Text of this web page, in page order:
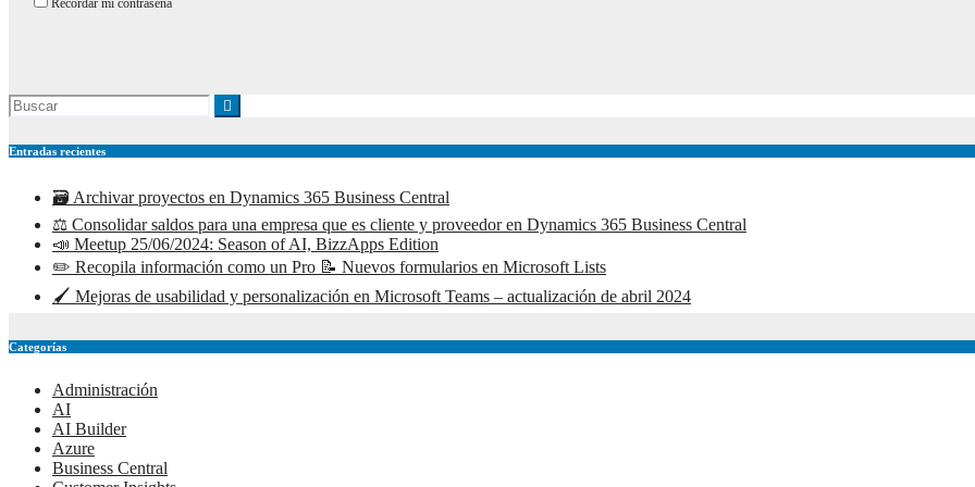
Recordar mi contraseña
Entradas recientes
🗃️ Archivar proyectos en Dynamics 365 Business Central
⚖️ Consolidar saldos para una empresa que es cliente y proveedor en Dynamics 365 Business Central
📣 Meetup 25/06/2024: Season of AI, BizzApps Edition
✏️ Recopila información como un Pro 📝 Nuevos formularios en Microsoft Lists
🖌️ Mejoras de usabilidad y personalización en Microsoft Teams – actualización de abril 2024
Categorías
Administración
AI
AI Builder
Azure
Business Central